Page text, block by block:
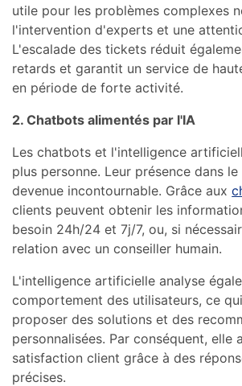
utile pour les problèmes complexes
l'intervention d'experts et une
L'escalade des tickets réduit
retards et garantit un service de
en période de forte activité.
2. Chatbots alimentés par l'IA
Les chatbots et l'intelligence
plus personne. Leur présence dans
devenue incontournable. Grâce aux
clients peuvent obtenir les
besoin 24h/24 et 7j/7, ou, si
relation avec un conseiller humain.
L'intelligence artificielle analyse
comportement des utilisateurs, ce
proposer des solutions et des
personnalisées. Par conséquent, elle
satisfaction client grâce à des
précises.